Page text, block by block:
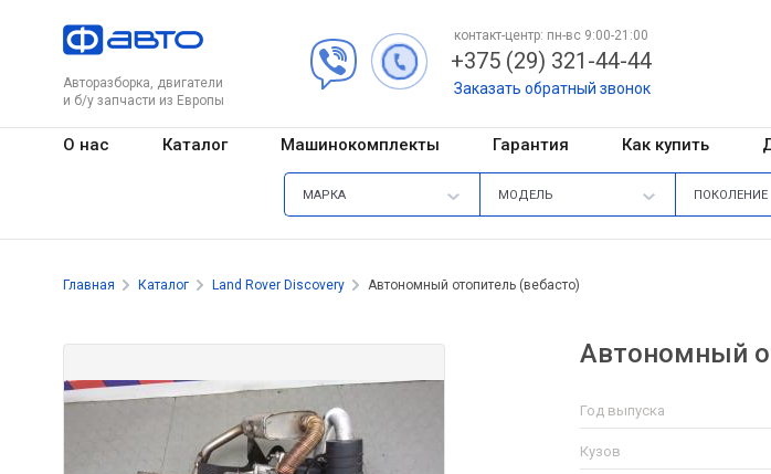
Авторазборка, двигатели
и б/у запчасти из Европы
контакт-центр: пн-вс 9:00-21:00
+375 (29) 321-44-44
Заказать обратный звонок
О нас Каталог Машинокомплекты Гарантия Как купить
МАРКА МОДЕЛЬ ПОКОЛЕНИЕ
Главная Каталог Land Rover Discovery Автономный отопитель (вебасто)
Автономный
Год выпуска
Кузов